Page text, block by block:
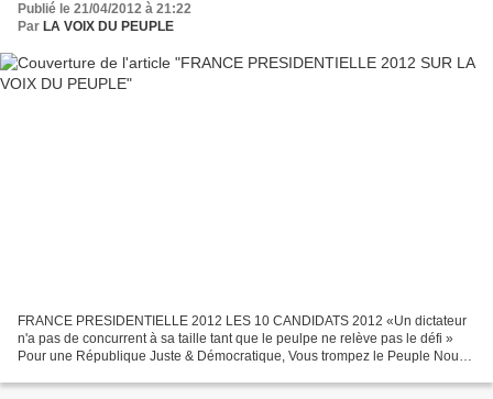
Publié le 21/04/2012 à 21:22
Par LA VOIX DU PEUPLE
FRANCE PRESIDENTIELLE 2012 LES 10 CANDIDATS 2012 «Un dictateur
n'a pas de concurrent à sa taille tant que le peulpe ne relève pas le défi »
Pour une République Juste & Démocratique, Vous trompez le Peuple Nous